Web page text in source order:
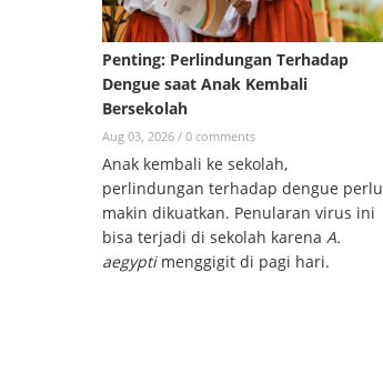
Penting: Perlindungan Terhadap
Dengue saat Anak Kembali
Bersekolah
Aug 03, 2026 / 0 comments
Anak kembali ke sekolah,
perlindungan terhadap dengue perlu
makin dikuatkan. Penularan virus ini
bisa terjadi di sekolah karena A.
aegyptimenggigit di pagi hari.